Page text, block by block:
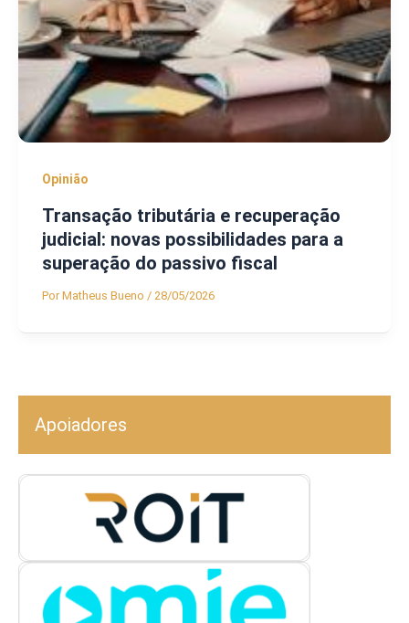
Opinião
Transação tributária e recuperação
judicial: novas possibilidades para a
superação do passivo fiscal
PorMatheus Bueno / 28/05/2026
Apoiadores